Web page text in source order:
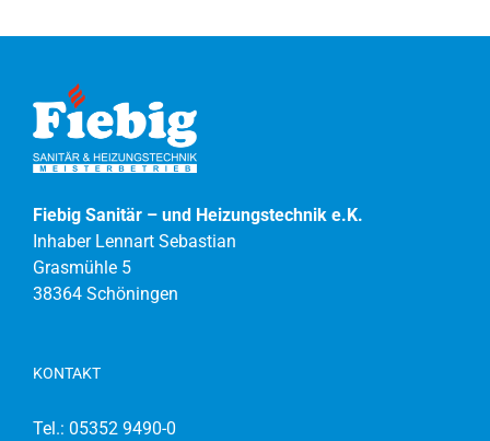
Fiebig Sanitär – und Heizungstechnik e.K.
Inhaber Lennart Sebastian
Grasmühle 5
38364 Schöningen
KONTAKT
Tel.: 05352 9490-0